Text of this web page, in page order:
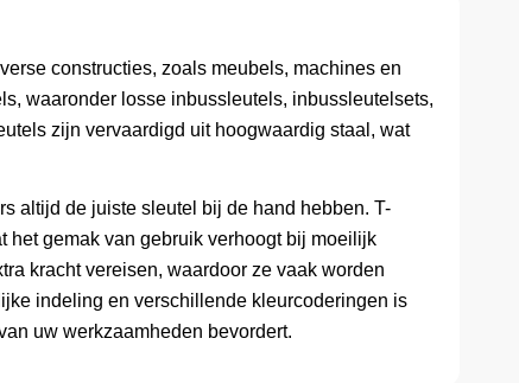
constructies, zoals meubels, machines en
waaronder losse inbussleutels, inbussleutelsets,
zijn vervaardigd uit hoogwaardig staal, wat
altijd de juiste sleutel bij de hand hebben. T-
het gemak van gebruik verhoogt bij moeilijk
kracht vereisen, waardoor ze vaak worden
indeling en verschillende kleurcoderingen is
uw werkzaamheden bevordert.